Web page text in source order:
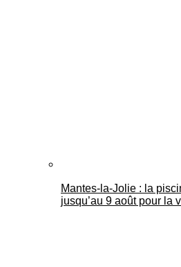
Mantes-la-Jolie : la
jusqu’au 9 août pour la